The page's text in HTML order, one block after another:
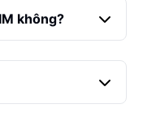
không?